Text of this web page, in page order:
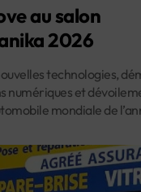
au salon
2026
technologies,
numériques et
mondiale de